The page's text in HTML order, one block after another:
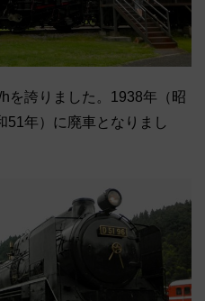
を誇りました。1938年（昭
51年）に廃車となりまし